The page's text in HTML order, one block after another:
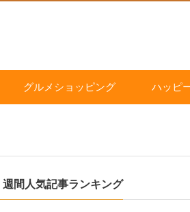
グルメショッピング ハッピ
週間人気記事ランキング